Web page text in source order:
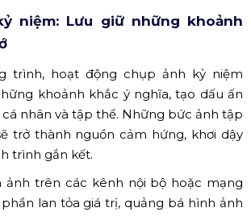
niệm: Lưu giữ những khoảnh
trình, hoạt động chụp ảnh kỷ niệm
khoảnh khắc ý nghĩa, tạo dấu ấn
nhân và tập thể. Những bức ảnh tập
trở thành nguồn cảm hứng, khơi dậy
trình gắn kết.
ảnh trên các kênh nội bộ hoặc mạng
lan tỏa giá trị, quảng bá hình ảnh